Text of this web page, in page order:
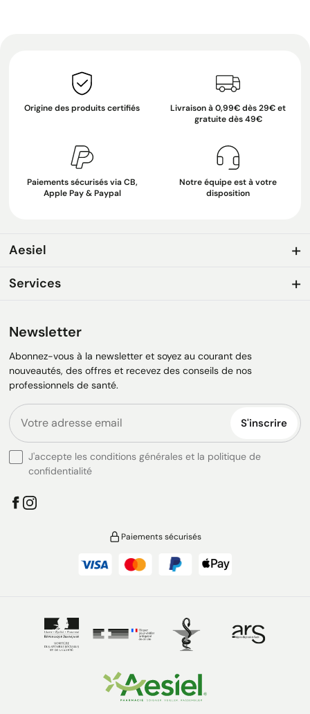
Origine des produits certifiés
Livraison à 0,99€ dès 29€ et
gratuite dès 49€
Paiements sécurisés via CB,
Apple Pay & Paypal
Notre équipe est à votre
disposition
Aesiel
Services
Newsletter
Abonnez-vous à la newsletter et soyez au courant des
nouveautés, des offres et recevez des conseils de nos
professionnels de santé.
S'inscrire
J'accepte les conditions générales et la politique de
confidentialité
Paiements sécurisés